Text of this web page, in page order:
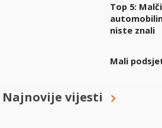
Top 5:
niste znali
Mali
Najnovije vijesti